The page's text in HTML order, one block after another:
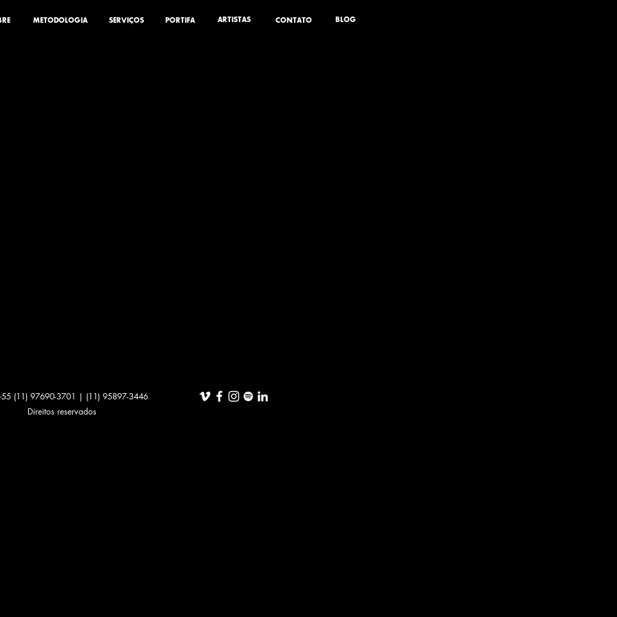
METODOLOGIA SERVIÇOS PORTIFA ARTISTAS CONTATO BLOG
(11) 97690-3701 | (11) 95897-3446
Direitos reservados